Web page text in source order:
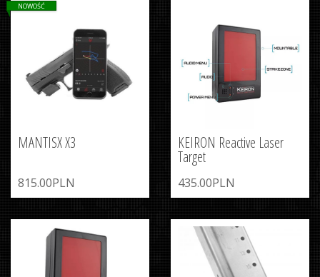
MANTISX X3
815.00PLN
NOWOŚĆ
KEIRON Reactive Laser
Target
435.00PLN